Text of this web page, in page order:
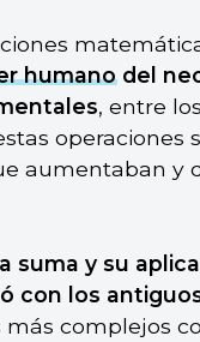
humanodel
, entre
operaciones
aumentaban y
suma y su
con los
complejos